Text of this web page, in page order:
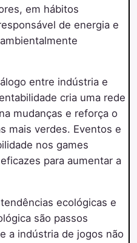
em hábitos
de energia e
entre indústria e
cria uma rede
mudanças e reforça o
mais verdes. Eventos e
nos games
para aumentar a
ecológicas e
são passos
a indústria de jogos não